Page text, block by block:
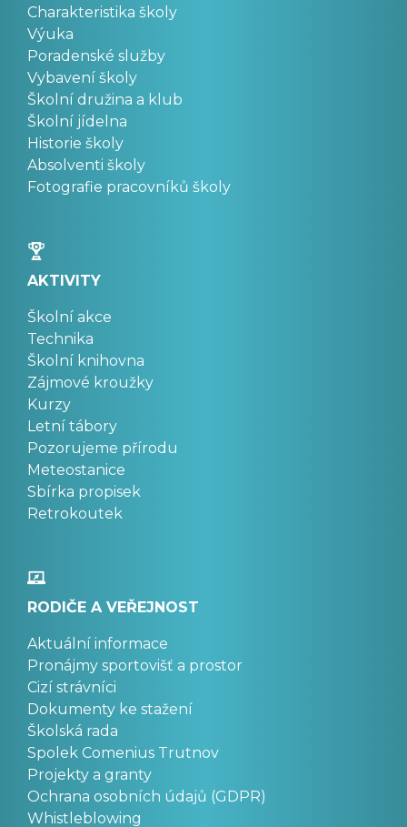
Charakteristika školy
Výuka
Poradenské služby
Vybavení školy
Školní družina a klub
Školní jídelna
Historie školy
Absolventi školy
Fotografie pracovníků školy
AKTIVITY
Školní akce
Technika
Školní knihovna
Zájmové kroužky
Kurzy
Letní tábory
Pozorujeme přírodu
Meteostanice
Sbírka propisek
Retrokoutek
RODIČE A VEŘEJNOST
Aktuální informace
Pronájmy sportovišť a prostor
Cizí strávníci
Dokumenty ke stažení
Školská rada
Spolek Comenius Trutnov
Projekty a granty
Ochrana osobních údajů (GDPR)
Whistleblowing